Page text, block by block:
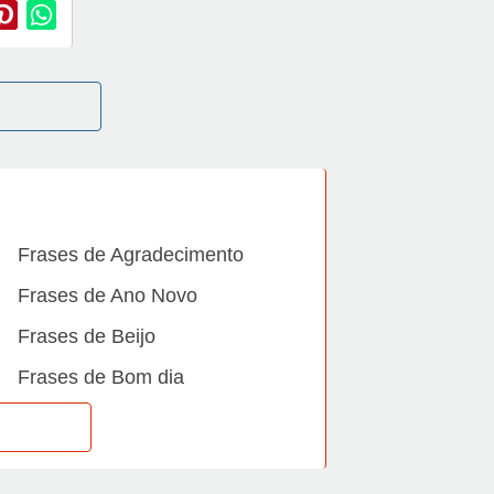
Frases de Agradecimento
Frases de Ano Novo
Frases de Beijo
Frases de Bom dia
Frases de Dia Internacional